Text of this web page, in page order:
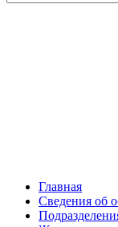
Главная
Сведения об